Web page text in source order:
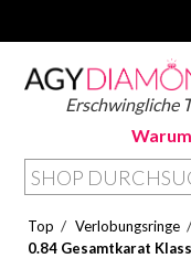
Erschwingliche
Top / Verlobungsringe /
0.84 Gesamtkarat